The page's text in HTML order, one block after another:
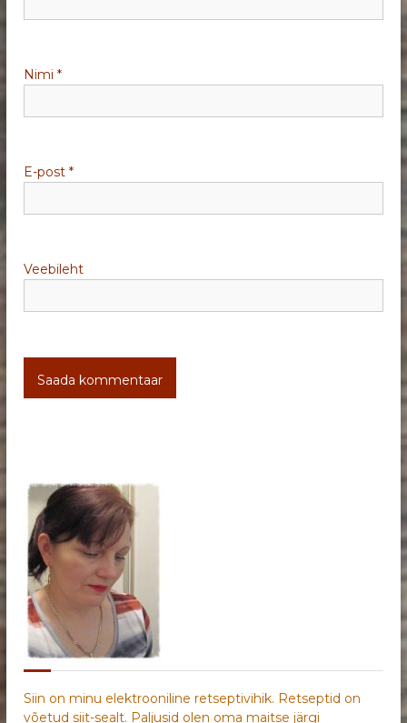
n
e
Nimi*
E-post*
Veebileht
Siin on minu elektrooniline retseptivihik. Retseptid on
võetud siit-sealt. Paljusid olen oma maitse järgi